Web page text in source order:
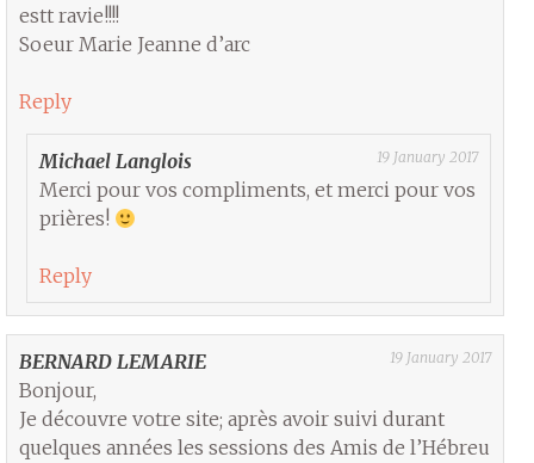
estt ravie!!!!
Soeur Marie Jeanne d’arc
Reply
Michael Langlois 19 January 2017
Merci pour vos compliments, et merci pour vos
prières!
Reply
BERNARD LEMARIE 19 January 2017
Bonjour,
Je découvre votre site; après avoir suivi durant
quelques années les sessions des Amis de l’Hébreu